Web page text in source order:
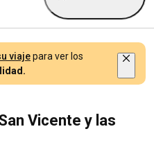
viajepara ver los
Vicente y las